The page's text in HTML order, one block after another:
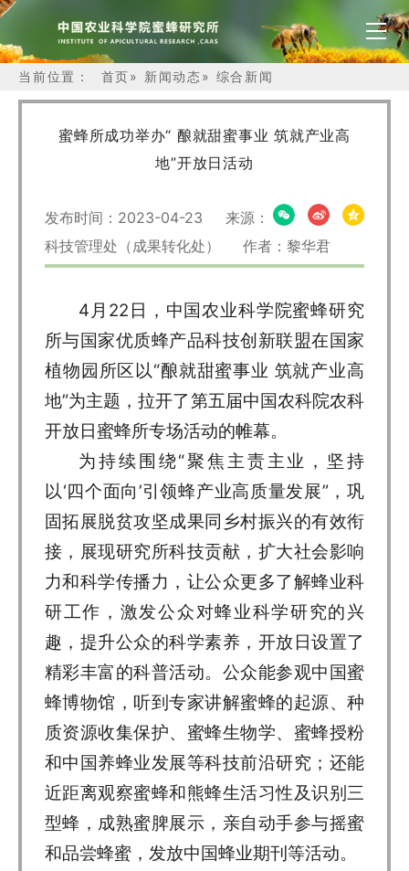
当前位置： 首页» 新闻动态» 综合新闻
蜜蜂所成功举办“ 酿就甜蜜事业 筑就产业高
地”开放日活动
发布时间：2023-04-23 来源：
科技管理处（成果转化处） 作者：黎华君
4月22日，中国农业科学院蜜蜂研究
所与国家优质蜂产品科技创新联盟在国家
植物园所区以“酿就甜蜜事业 筑就产业高
地”为主题，拉开了第五届中国农科院农科
开放日蜜蜂所专场活动的帷幕。
为持续围绕“聚焦主责主业，坚持
以‘四个面向’引领蜂产业高质量发展”，巩
固拓展脱贫攻坚成果同乡村振兴的有效衔
接，展现研究所科技贡献，扩大社会影响
力和科学传播力，让公众更多了解蜂业科
研工作，激发公众对蜂业科学研究的兴
趣，提升公众的科学素养，开放日设置了
精彩丰富的科普活动。公众能参观中国蜜
蜂博物馆，听到专家讲解蜜蜂的起源、种
质资源收集保护、蜜蜂生物学、蜜蜂授粉
和中国养蜂业发展等科技前沿研究；还能
近距离观察蜜蜂和熊蜂生活习性及识别三
型蜂，成熟蜜脾展示，亲自动手参与摇蜜
和品尝蜂蜜，发放中国蜂业期刊等活动。